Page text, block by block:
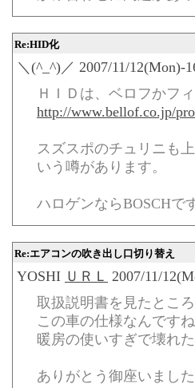
Re:HID化
＼(^_^)／ 2007/11/12(Mon)-
ＨＩＤは、ベロフかフ
http://www.bellof.co.jp/
スズスポのチュリニも
いう噂があります。
ハロゲンならBOSCHで
Re:エアコンの吹き出し口切り替え
YOSHI ＵＲＬ 2007/11/
取扱説明書を見たとこ
この車の仕様なんです
暖房の使いすぎで壊れ
ありがとう御座いまし